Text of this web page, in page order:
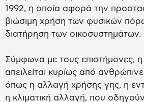
1992, η οποία αφορά την
βιώσιμη χρήση των φυσικών
διατήρηση των οικοσυστημάτων.
Σύμφωνα με τους επιστήμονες, η
απειλείται κυρίως από
όπως η αλλαγή χρήσης γης, η
η κλιματική αλλαγή, που